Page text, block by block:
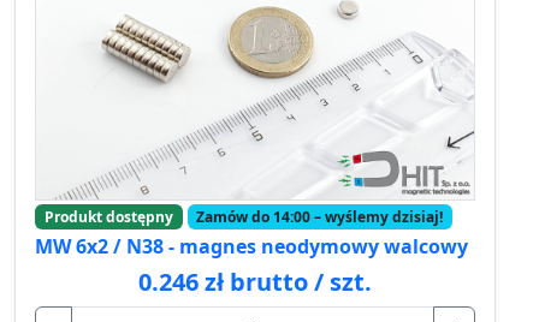
Produkt dostępny Zamów do 14:00 – wyślemy dzisiaj!
MW 6x2 / N38 - magnes neodymowy walcowy
0.246 zł brutto / szt.